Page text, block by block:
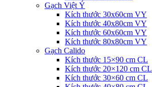
Gạch Việt Ý
Kích thước 30x60cm VY
Kích thước 40x80cm VY
Kích thước 60x60cm VY
Kích thước 80x80cm VY
Gạch Calido
Kích thước 15×90 cm CL
Kích thước 20×120 cm CL
Kích thước 30×60 cm CL